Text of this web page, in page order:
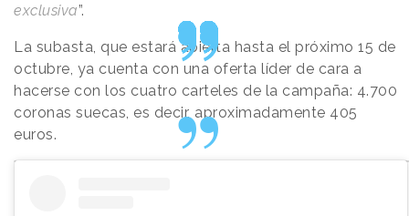
exclusiva”.
La subasta, que estará abierta hasta el próximo 15 de
octubre, ya cuenta con una oferta líder de cara a
hacerse con los cuatro carteles de la campaña: 4.700
coronas suecas, es decir, aproximadamente 405
euros.